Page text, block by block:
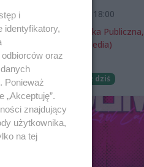
7 sierpnia 2026, 18:00
Miejska Biblioteka Publiczna,
filia nr 54 (ProMedia)
Darmowe
Już dziś
i
identyfikatory,
oraz
Ponieważ
znajdujący
użytkownika,
na tej